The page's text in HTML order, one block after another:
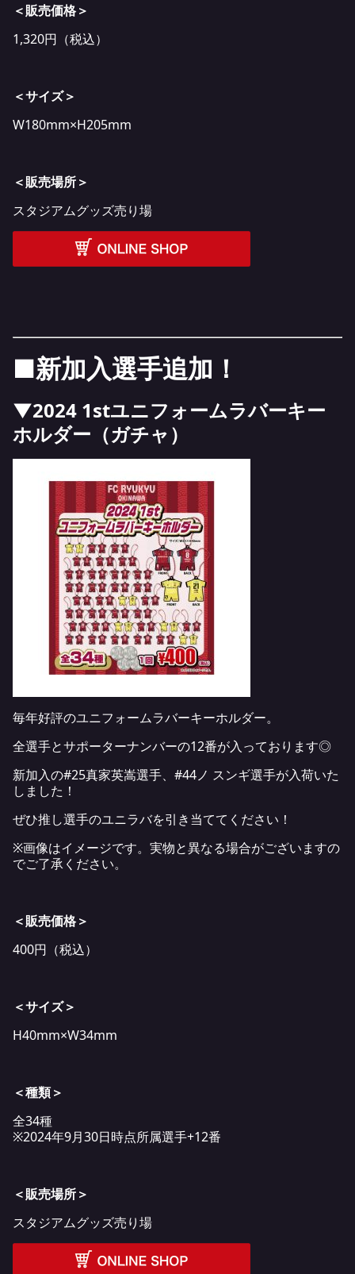
＜販売価格＞
1,320円（税込）
＜サイズ＞
W180mm×H205mm
＜販売場所＞
スタジアムグッズ売り場
■新加入選手追加！
▼2024 1stユニフォームラバーキー
ホルダー（ガチャ）
毎年好評のユニフォームラバーキーホルダー。
全選手とサポーターナンバーの12番が入っております◎
新加入の#25真家英嵩選手、#44ノ スンギ選手が入荷いた
しました！
ぜひ推し選手のユニラバを引き当ててください！
※画像はイメージです。実物と異なる場合がございますの
でご了承ください。
＜販売価格＞
400円（税込）
＜サイズ＞
H40mm×W34mm
＜種類＞
全34種
※2024年9月30日時点所属選手+12番
＜販売場所＞
スタジアムグッズ売り場